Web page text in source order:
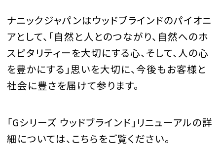
ナニックジャパンはウッドブラインドのパイオニ
アとして、「自然と人とのつながり、自然へのホ
スピタリティーを大切にする心、そして、人の心
を豊かにする」思いを大切に、今後もお客様と
社会に豊さを届けて参ります。
「Gシリーズ ウッドブラインド」リニューアルの詳
細については、こちらをご覧ください。